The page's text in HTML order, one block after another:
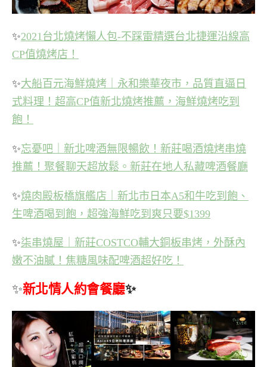
✨2021台北燒烤懶人包-不踩雷精選台北捷運沿線高
CP值燒烤店！
✨大船百元海鮮燒烤｜永和樂華夜市，品質直逼日
式料理！超高CP值新北燒烤推薦，海鮮燒烤吃到
飽！
✨忘憂吧｜新北啤酒無限暢飲！新莊喝酒燒烤串燒
推薦！聚餐聊天超放鬆。新莊在地人私藏啤酒餐廳
✨燒肉殿板橋旗艦店｜新北市日本A5和牛吃到飽、
生啤酒喝到飽，超強海鮮吃到爽只要$1399
✨柒串燒屋｜新莊COSTCO輔大銅板串烤，外酥內
嫩不油膩！焦糖風味配啤酒超好吃！
✨新北情人約會餐廳✨